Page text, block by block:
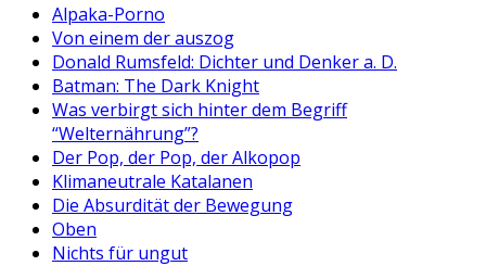
Alpaka-Porno
Von einem der auszog
Donald Rumsfeld: Dichter und Denker a. D.
Batman: The Dark Knight
Was verbirgt sich hinter dem Begriff
“Welternährung”?
Der Pop, der Pop, der Alkopop
Klimaneutrale Katalanen
Die Absurdität der Bewegung
Oben
Nichts für ungut